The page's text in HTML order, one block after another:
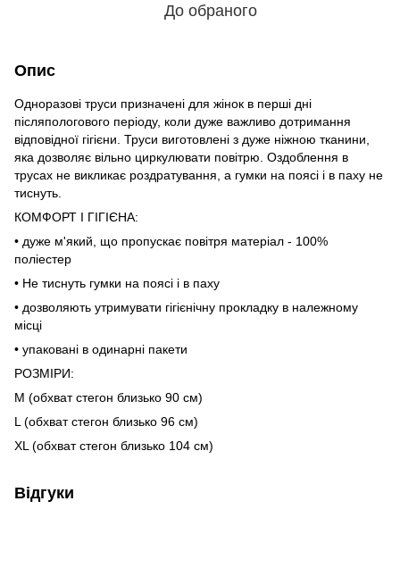
До обраного
Опис
Одноразові труси призначені для жінок в перші дні
післяпологового періоду, коли дуже важливо дотримання
відповідної гігієни. Труси виготовлені з дуже ніжною тканини,
яка дозволяє вільно циркулювати повітрю. Оздоблення в
трусах не викликає роздратування, а гумки на поясі і в паху не
тиснуть.
КОМФОРТ І ГІГІЄНА:
• дуже м'який, що пропускає повітря матеріал - 100%
поліестер
• Не тиснуть гумки на поясі і в паху
• дозволяють утримувати гігієнічну прокладку в належному
місці
• упаковані в одинарні пакети
РОЗМІРИ:
M (обхват стегон близько 90 см)
L (обхват стегон близько 96 см)
XL (обхват стегон близько 104 см)
Відгуки